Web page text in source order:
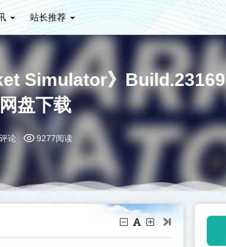
站长推荐
Simulator》
盘下载
论 9277阅读